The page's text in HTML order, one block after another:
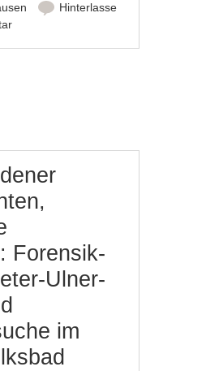
Hinterlasse
Forensik-
Ulner-
im